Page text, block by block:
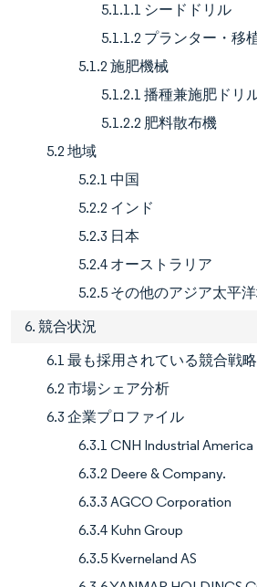
5.1.1.1 シードドリル
5.1.1.2 プランター・移
5.1.2 施肥機械
5.1.2.1 播種兼施肥ドリ
5.1.2.2 肥料散布機
5.2 地域
5.2.1 中国
5.2.2 インド
5.2.3 日本
5.2.4 オーストラリア
5.2.5 その他のアジア太平
6. 競合状況
6.1 最も採用されている競合戦略
6.2 市場シェア分析
6.3 企業プロファイル
6.3.1 CNH Industrial America
6.3.2 Deere & Company.
6.3.3 AGCO Corporation
6.3.4 Kuhn Group
6.3.5 Kverneland AS